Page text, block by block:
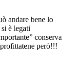
andare bene lo
è legati
conserva
però!!!